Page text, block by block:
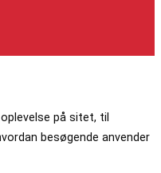
på sitet, til
besøgende anvender